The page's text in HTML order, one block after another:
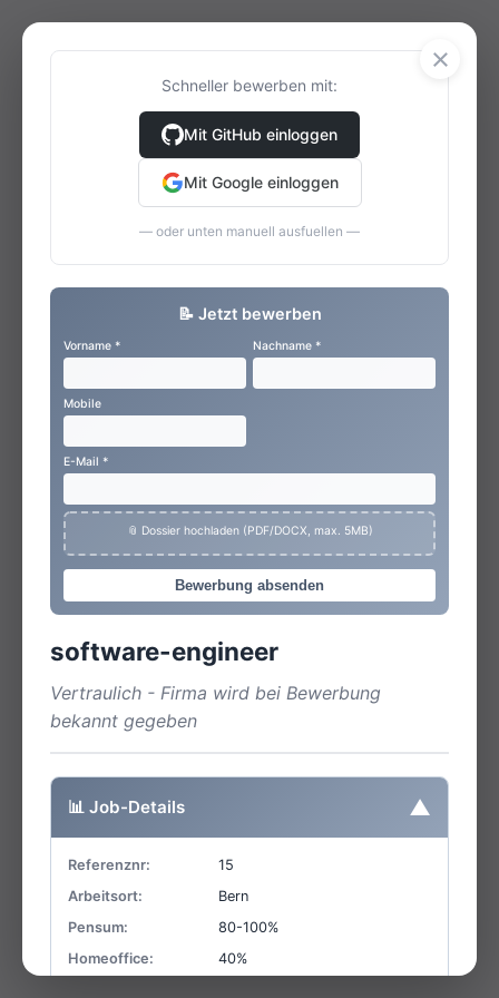
×
Schneller bewerben mit:
Mit GitHub einloggen
Mit Google einloggen
— oder unten manuell ausfuellen —
📝 Jetzt bewerben
Vorname * Nachname *
Mobile
E-Mail *
📎 Dossier hochladen (PDF/DOCX, max. 5MB)
Bewerbung absenden
software-engineer
Vertraulich - Firma wird bei Bewerbung
bekannt gegeben
📊 Job-Details ▼
Referenznr:
15
Arbeitsort:
Bern
Pensum:
80-100%
Homeoffice:
40%